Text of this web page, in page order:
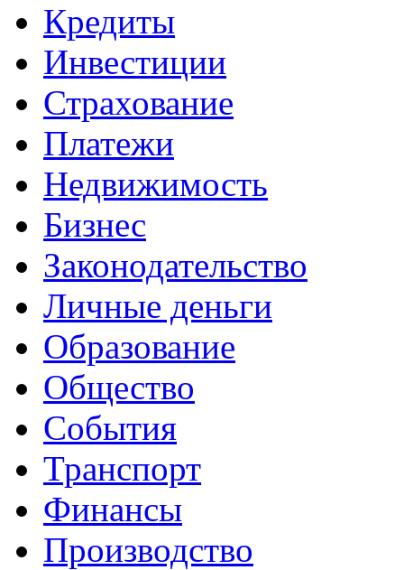
Кредиты
Инвестиции
Страхование
Платежи
Недвижимость
Бизнес
Законодательство
Личные деньги
Образование
Общество
События
Транспорт
Финансы
Производство